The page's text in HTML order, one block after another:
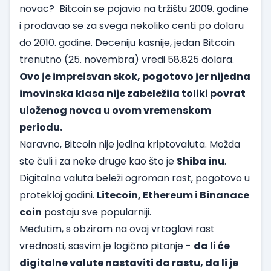
novac? Bitcoin se pojavio na tržištu 2009. godine
i prodavao se za svega nekoliko centi po dolaru
do 2010. godine. Deceniju kasnije, jedan Bitcoin
trenutno (25. novembra) vredi 58.825 dolara.
Ovo je impreisvan skok, pogotovo jer nijedna
imovinska klasa nije zabeležila toliki povrat
uloženog novca u ovom vremenskom
periodu.
Naravno, Bitcoin nije jedina kriptovaluta. Možda
ste čuli i za neke druge kao što je Shiba inu.
Digitalna valuta beleži ogroman rast, pogotovo u
protekloj godini. Litecoin, Ethereum i Binanace
coin postaju sve popularniji.
Međutim, s obzirom na ovaj vrtoglavi rast
vrednosti, sasvim je logično pitanje - da li će
digitalne valute nastaviti da rastu, da li je